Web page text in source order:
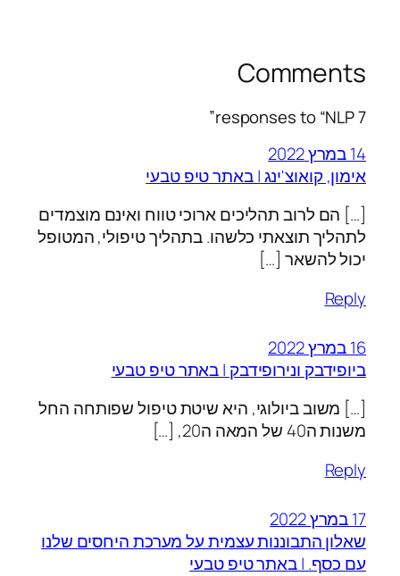
Comments
7 responses to “NLP”
14 במרץ 2022
אימון, קואוצ'ינג | באתר טיפ טבעי
[…] הם לרוב תהליכים ארוכי טווח ואינם מוצמדים
לתהליך תוצאתי כלשהו. בתהליך טיפולי, המטופל
יכול להשאר […]
Reply
16 במרץ 2022
ביופידבק ונירופידבק | באתר טיפ טבעי
[…] משוב ביולוגי, היא שיטת טיפול שפותחה החל
משנות ה40 של המאה ה20, […]
Reply
17 במרץ 2022
שאלון התבוננות עצמית על מערכת היחסים שלנו
עם כסף. | באתר טיפ טבעי